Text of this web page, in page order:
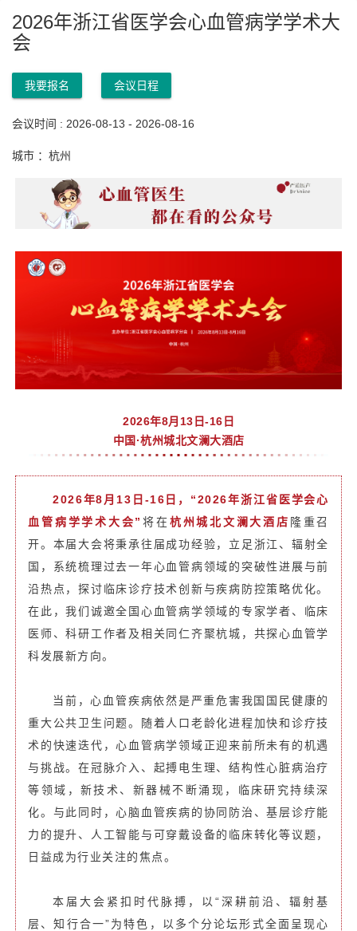
2026年浙江省医学会心血管病学学术大
会
我要报名 会议日程
会议时间 : 2026-08-13 - 2026-08-16
城市 ：杭州
2026年8月13日-16日
中国·杭州城北文澜大酒店
2026年8月13日-16日 ，“2026年浙江省医学会心
血管病学学术大会” 将在杭州城北文澜大酒店 隆重召
开。本届大会将秉承往届成功经验，立足浙江、辐射全
国，系统梳理过去一年心血管病领域的突破性进展与前
沿热点，探讨临床诊疗技术创新与疾病防控策略优化。
在此，我们诚邀全国心血管病学领域的专家学者、临床
医师、科研工作者及相关同仁齐聚杭城，共探心血管学
科发展新方向。
当前，心血管疾病依然是严重危害我国国民健康的
重大公共卫生问题。随着人口老龄化进程加快和诊疗技
术的快速迭代，心血管病学领域正迎来前所未有的机遇
与挑战。在冠脉介入、起搏电生理、结构性心脏病治疗
等领域，新技术、新器械不断涌现，临床研究持续深
化。与此同时，心脑血管疾病的协同防治、基层诊疗能
力的提升、人工智能与可穿戴设备的临床转化等议题，
日益成为行业关注的焦点。
本届大会紧扣时代脉搏，以“深耕前沿、辐射基
层、知行合一”为特色，以多个分论坛形式全面呈现心